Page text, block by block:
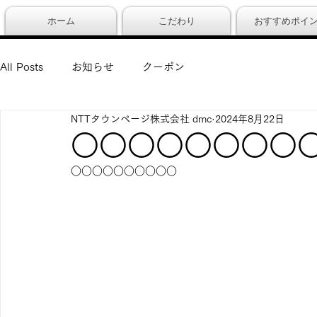
ホーム こだわり おすすめポイ
All Posts お知らせ クーポン
NTTタウンページ株式会社 dmc 2024年8月22日
○○○○○○○○○○